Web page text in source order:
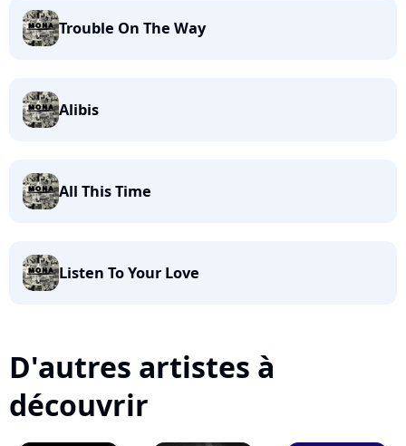
Trouble On The Way
Alibis
All This Time
Listen To Your Love
D'autres artistes à
découvrir